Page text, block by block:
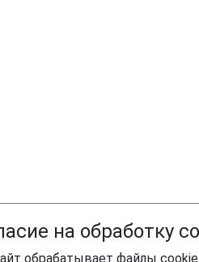
на обработку
обрабатывает файлы